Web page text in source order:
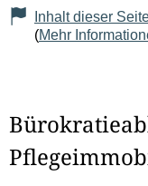
Inhalt dieser
(Mehr